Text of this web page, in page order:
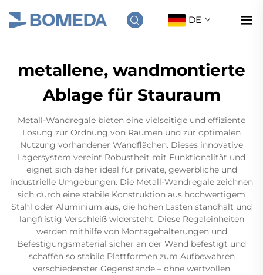
DE
metallene, wandmontierte
Ablage für Stauraum
Metall-Wandregale bieten eine vielseitige und effiziente
Lösung zur Ordnung von Räumen und zur optimalen
Nutzung vorhandener Wandflächen. Dieses innovative
Lagersystem vereint Robustheit mit Funktionalität und
eignet sich daher ideal für private, gewerbliche und
industrielle Umgebungen. Die Metall-Wandregale zeichnen
sich durch eine stabile Konstruktion aus hochwertigem
Stahl oder Aluminium aus, die hohen Lasten standhält und
langfristig Verschleiß widersteht. Diese Regaleinheiten
werden mithilfe von Montagehalterungen und
Befestigungsmaterial sicher an der Wand befestigt und
schaffen so stabile Plattformen zum Aufbewahren
verschiedenster Gegenstände – ohne wertvollen